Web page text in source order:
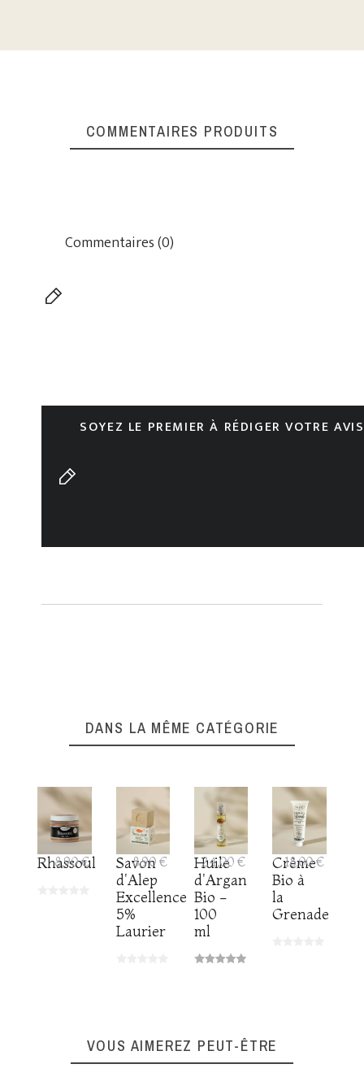
COMMENTAIRES PRODUITS
Commentaires (0)
SOYEZ LE PREMIER À RÉDIGER VOTRE AVIS
DANS LA MÊME CATÉGORIE
Rhassoul
8,90 €
Savon
d'Alep
Excellence
5%
Laurier
8,90 €
Huile
d'Argan
Bio -
100
ml
24,00 €
Crème
Bio à
la
Grenade
18,00 €
VOUS AIMEREZ PEUT-ÊTRE